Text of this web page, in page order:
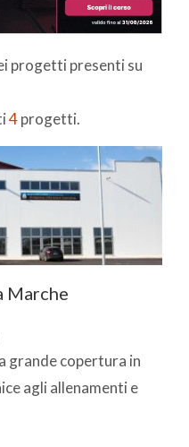
progetti presenti su
4progetti.
Marche
grande copertura in
agli allenamenti e